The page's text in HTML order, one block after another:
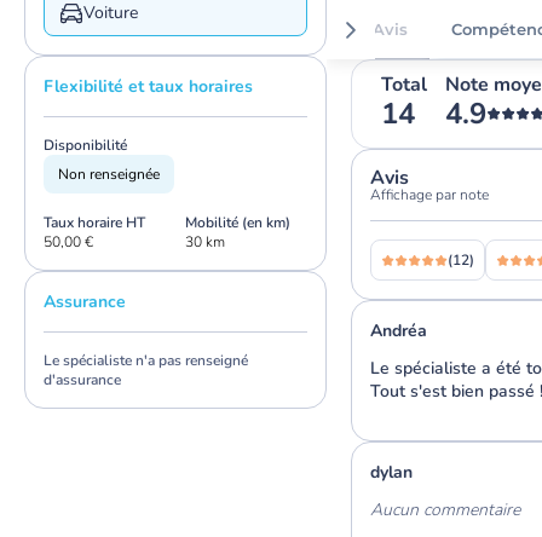
Voiture
Flexibilité et taux horaires
Disponibilité
Non renseignée
Taux horaire HT
50,00 €
Mobilité (en km)
30 km
Assurance
Le spécialiste n'a pas renseigné
d'assurance
Avis
Total
14
Note
4.9
Avis
Affichage par note
(12)
Andréa
Le spécialiste a été
Tout s'est bien passé !
dylan
Aucun commentaire